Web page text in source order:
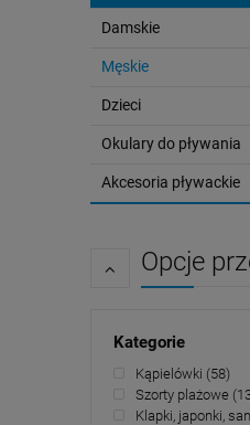
Damskie
Męskie
Dzieci
Okulary do pływania
Akcesoria pływackie
Opcje
Kategorie
Kąpielówki (58)
Szorty plażowe
Klapki, japonki,